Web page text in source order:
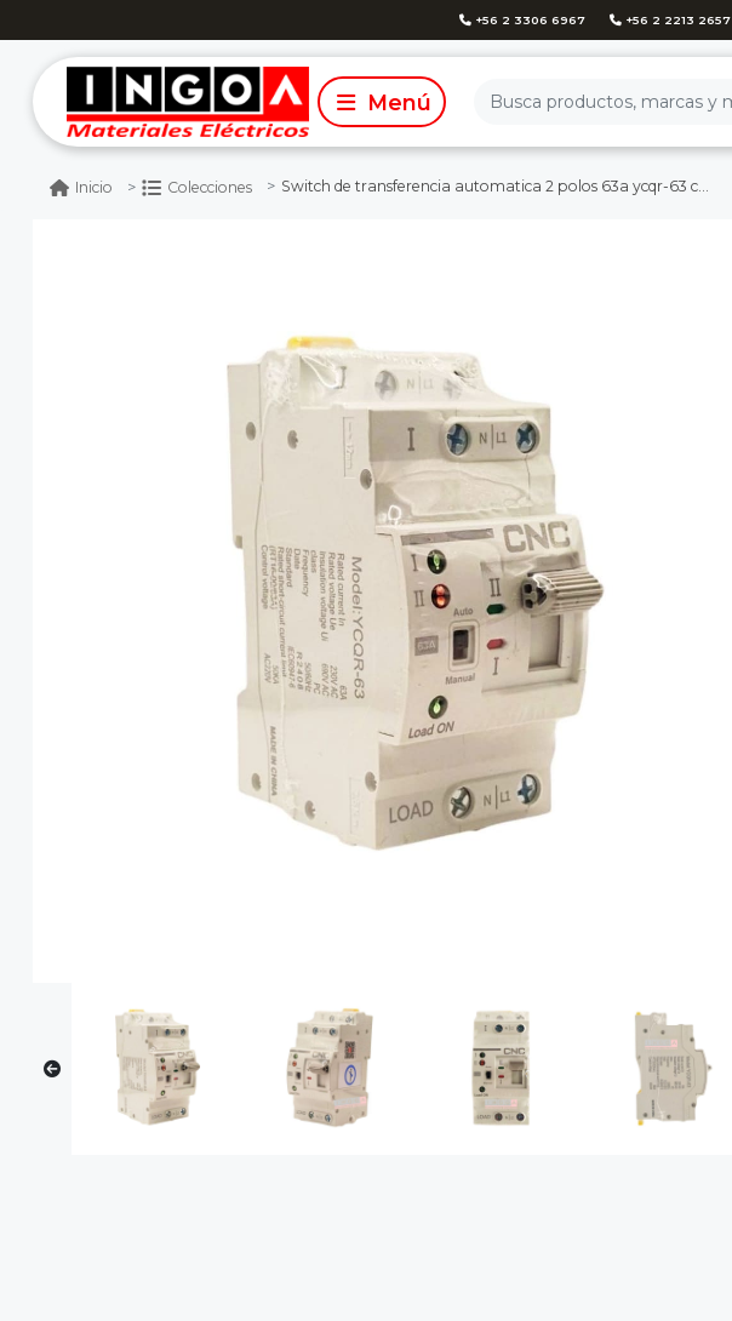
+56 2 3306 6967 +56 2 2213 2657
Inicio Colecciones Switch de transferencia automatica 2 polos 63a ycqr-63 cnc